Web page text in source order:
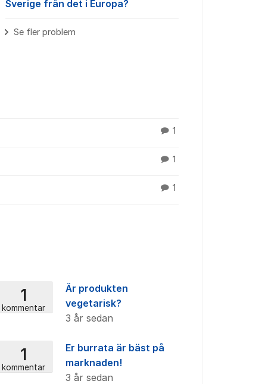
Sverige från det i Europa?
Se fler problem
1
1
1
Är produkten
vegetarisk?
3 år sedan
1
kommentar
Er burrata är bäst på
marknaden!
3 år sedan
1
kommentar